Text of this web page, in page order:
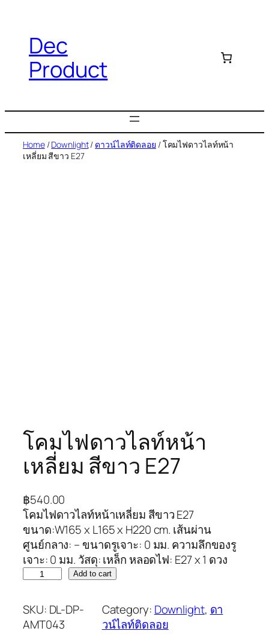
Dec
Product
Home/Downlight/ ดาวน์ไลท์ติดลอย / โคมไฟดาวไลท์หน้า
เหลี่ยม สีขาว E27
โคมไฟดาวไลท์หน้า
เหลี่ยม สีขาว E27
฿540.00
โคมไฟดาวไลท์หน้าเหลี่ยม สีขาว E27
ขนาด:W165 x L165 x H220 cm. เส้นผ่าน
ศูนย์กลาง: – ขนาดรูเจาะ: 0 มม. ความลึกของรู
เจาะ: 0 มม. วัสดุ: เหล็ก หลอดไฟ: E27 x 1 ดวง
Add to cart
SKU: DL-DP-
AMT043
Category: Downlight, ดา
วน์ไลท์ติดลอย